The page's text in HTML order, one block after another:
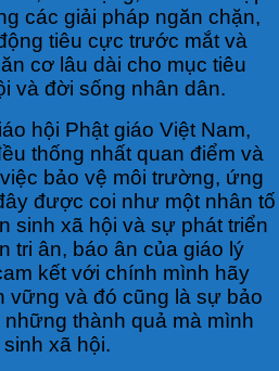
các giải pháp ngăn chặn,
tiêu cực trước mắt và
cơ lâu dài cho mục tiêu
và đời sống nhân dân.
hội Phật giáo Việt Nam,
thống nhất quan điểm và
bảo vệ môi trường, ứng
được coi như một nhân tố
sinh xã hội và sự phát triển
tri ân, báo ân của giáo lý
kết với chính mình hãy
vững và đó cũng là sự bảo
thành quả mà mình
xã hội.